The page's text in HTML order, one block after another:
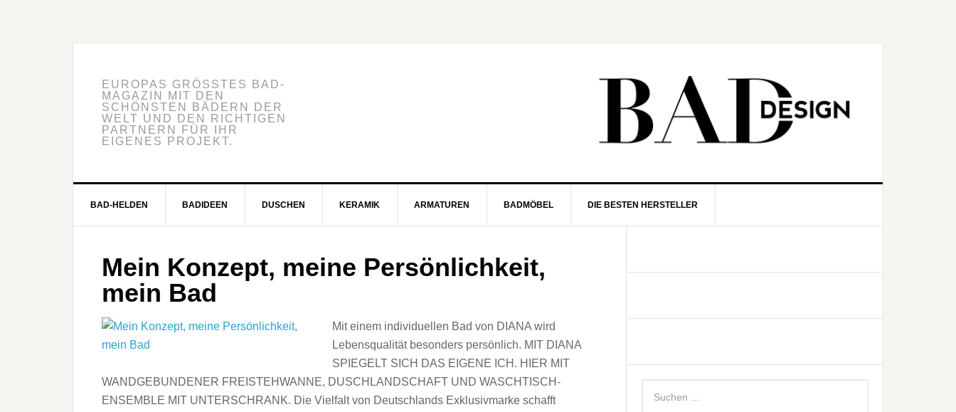
EUROPAS GRÖSSTES BAD-M
AGAZIN MIT DEN S
CHÖNSTEN BÄDERN DER W
ELT UND DEN RICHTIGEN P
ARTNERN FÜR IHR E
IGENES PROJEKT.
BAD-HELDEN BADIDEEN DUSCHEN KERAMIK ARMATUREN BADMÖBEL DIE BESTEN HERSTELLER
Mein Konzept, meine Persönlichkeit,
mein Bad
Mit einem individuellen Bad von DIANA wird
Lebensqualität besonders persönlich. MIT DIANA
SPIEGELT SICH DAS EIGENE ICH. HIER MIT
WANDGEBUNDENER FREISTEHWANNE, DUSCHLANDSCHAFT UND WASCHTISCH-
ENSEMBLE MIT UNTERSCHRANK. Die Vielfalt von Deutschlands Exklusivmarke schafft